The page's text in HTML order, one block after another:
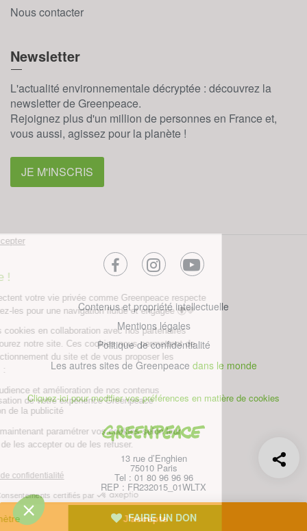
FAIRE UN DON
Nous contacter
Newsletter
L'actualité environnementale décryptée : découvrez la
newsletter de Greenpeace.
Rejoignez plus d'un million de personnes en France et,
vous aussi, agissez pour la planète !
JE M'INSCRIS
facebookinstagramyoutube
Contenus et propriété intellectuelle
Mentions légales
Politique de confidentialité
Les autres sites de Greenpeace dans le monde
Cliquez-ici pour modifier vos préférences en matière de cookies
Greenpeace
13 rue d’Enghien
75010 Paris
Tel : 01 80 96 96 96
REP : FR232015_01WLTX
© Greenpeace France 2026